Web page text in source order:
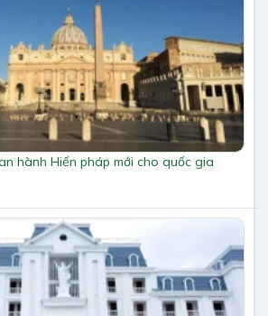
hành Hiến pháp mới cho quốc gia